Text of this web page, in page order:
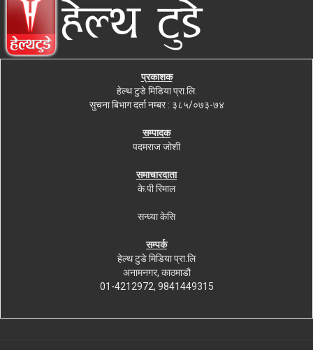
प्रकाशक
हेल्थ टुडे मिडिया प्रा.लि.
सुचना बिभाग दर्ता नम्बर : ३८५/०७३-७४
सम्पादक
पदमराज जोशी
समाचारदाता
के.पी रिमाल
सन्ध्या केसि
सम्पर्क
हेल्थ टुडे मिडिया प्रा.लि
अनामनगर, काठमाडौ
01-4212972, 9841449315